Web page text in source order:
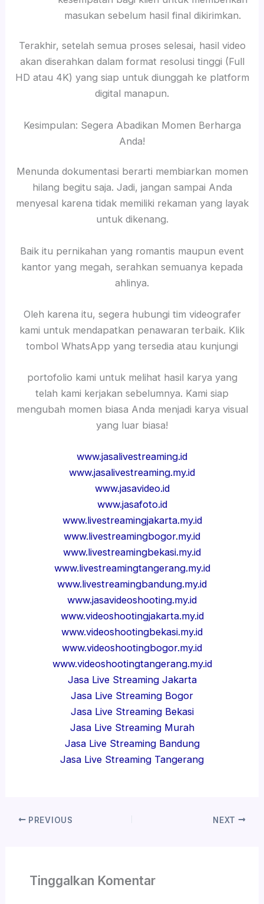
masukan sebelum hasil final dikirimkan.
Terakhir, setelah semua proses selesai, hasil video
akan diserahkan dalam format resolusi tinggi (Full
HD atau 4K) yang siap untuk diunggah ke platform
digital manapun.
Kesimpulan: Segera Abadikan Momen Berharga
Anda!
Menunda dokumentasi berarti membiarkan momen
hilang begitu saja. Jadi, jangan sampai Anda
menyesal karena tidak memiliki rekaman yang layak
untuk dikenang.
Baik itu pernikahan yang romantis maupun event
kantor yang megah, serahkan semuanya kepada
ahlinya.
Oleh karena itu, segera hubungi tim videografer
kami untuk mendapatkan penawaran terbaik. Klik
tombol WhatsApp yang tersedia atau kunjungi
portofolio kami untuk melihat hasil karya yang
telah kami kerjakan sebelumnya. Kami siap
mengubah momen biasa Anda menjadi karya visual
yang luar biasa!
www.jasalivestreaming.id
www.jasalivestreaming.my.id
www.jasavideo.id
www.jasafoto.id
www.livestreamingjakarta.my.id
www.livestreamingbogor.my.id
www.livestreamingbekasi.my.id
www.livestreamingtangerang.my.id
www.livestreamingbandung.my.id
www.jasavideoshooting.my.id
www.videoshootingjakarta.my.id
www.videoshootingbekasi.my.id
www.videoshootingbogor.my.id
www.videoshootingtangerang.my.id
Jasa Live Streaming Jakarta
Jasa Live Streaming Bogor
Jasa Live Streaming Bekasi
Jasa Live Streaming Murah
Jasa Live Streaming Bandung
Jasa Live Streaming Tangerang
PREVIOUS NEXT
Tinggalkan Komentar